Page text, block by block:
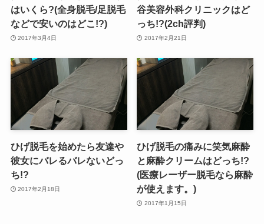
はいくら?(全身脱毛/足脱毛
などで安いのはどこ!?)
2017年3月4日
谷美容外科クリニックはど
っち!?(2ch評判)
2017年2月21日
ひげ脱毛を始めたら友達や
彼女にバレるバレないどっ
ち!?
2017年2月18日
ひげ脱毛の痛みに笑気麻酔
と麻酔クリームはどっち!?
(医療レーザー脱毛なら麻酔
が使えます。)
2017年1月15日